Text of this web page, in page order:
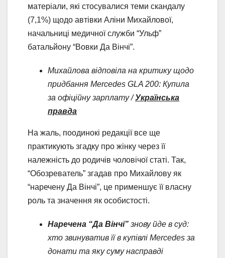
матеріали, які стосувалися теми скандалу
(7,1%) щодо автівки Аліни Михайлової,
начальниці медичної служби “Ульф”
батальйону “Вовки Да Вінчі”.
Михайлова відповіла на критику щодо
придбання Mercedes GLA 200: Купила
за офіційну зарплату /Українська
правда
На жаль, поодинокі редакції все ще
практикують згадку про жінку через її
належність до родичів чоловічої статі. Так,
“Обозреватель” згадав про Михайлову як
“наречену Да Вінчі”, це применшує її власну
роль та значення як особистості.
Наречена “Да Вінчі” знову йде в суд:
хто звинуватив її в купівлі Mercedes за
донати та яку суму насправді